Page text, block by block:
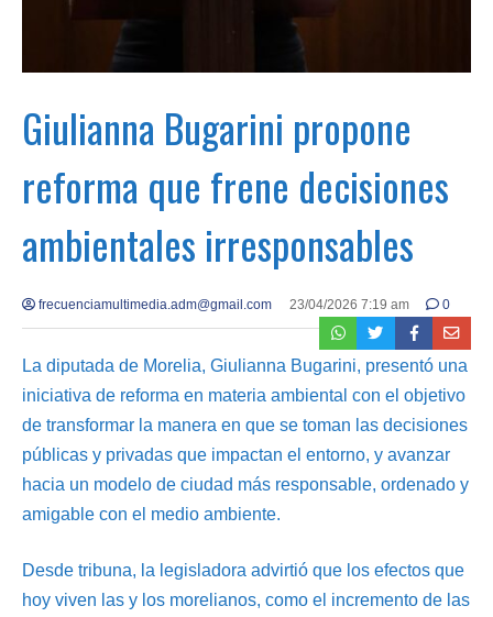
Giulianna Bugarini propone
reforma que frene decisiones
ambientales irresponsables
frecuenciamultimedia.adm@gmail.com 23/04/2026 7:19 am 0
La diputada de Morelia, Giulianna Bugarini, presentó una
iniciativa de reforma en materia ambiental con el objetivo
de transformar la manera en que se toman las decisiones
públicas y privadas que impactan el entorno, y avanzar
hacia un modelo de ciudad más responsable, ordenado y
amigable con el medio ambiente.
Desde tribuna, la legisladora advirtió que los efectos que
hoy viven las y los morelianos, como el incremento de las